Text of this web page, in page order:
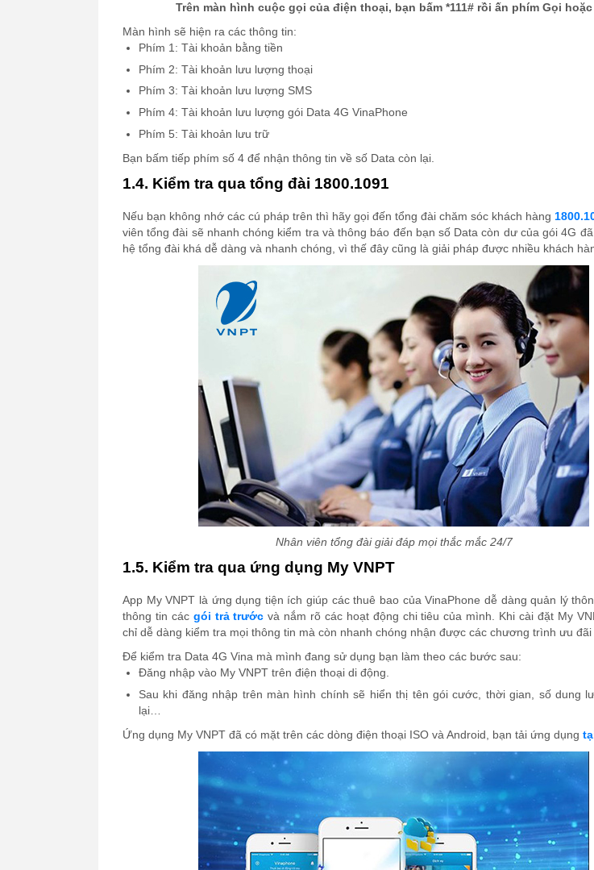
Trên màn hình cuộc gọi của điện thoại, bạn bấm *111# rồi ấn phím Gọi hoặc
Màn hình sẽ hiện ra các thông tin:
Phím 1: Tài khoản bằng tiền
Phím 2: Tài khoản lưu lượng thoại
Phím 3: Tài khoản lưu lượng SMS
Phím 4: Tài khoản lưu lượng gói Data 4G VinaPhone
Phím 5: Tài khoản lưu trữ
Bạn bấm tiếp phím số 4 để nhận thông tin về số Data còn lại.
1.4. Kiểm tra qua tổng đài 1800.1091
Nếu bạn không nhớ các cú pháp trên thì hãy gọi đến tổng đài chăm sóc khách hàng
viên tổng đài sẽ nhanh chóng kiểm tra và thông báo đến bạn số Data còn dư của gói 4G
hệ tổng đài khá dễ dàng và nhanh chóng, vì thế đây cũng là giải pháp được nhiều khách
Nhân viên tổng đài giải đáp mọi thắc mắc 24/7
1.5. Kiểm tra qua ứng dụng My VNPT
App My VNPT là ứng dụng tiện ích giúp các thuê bao của VinaPhone dễ dàng quản lý
thông tin các gói trả trước và nắm rõ các hoạt động chi tiêu của mình. Khi cài đặt My
chỉ dễ dàng kiểm tra mọi thông tin mà còn nhanh chóng nhận được các chương trình ưu
Để kiểm tra Data 4G Vina mà mình đang sử dụng bạn làm theo các bước sau:
Đăng nhập vào My VNPT trên điện thoại di động.
Sau khi đăng nhập trên màn hình chính sẽ hiển thị tên gói cước, thời gian, số dung
lại…
Ứng dụng My VNPT đã có mặt trên các dòng điện thoại ISO và Android, bạn tải ứng dụng